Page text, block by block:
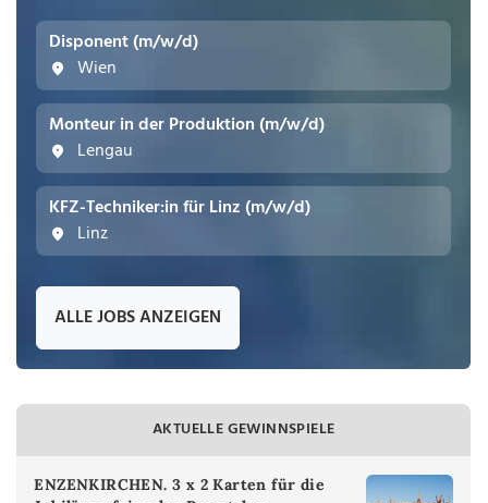
Disponent (m/w/d)
Wien
Monteur in der Produktion (m/w/d)
Lengau
KFZ-Techniker:in für Linz (m/w/d)
Linz
ALLE JOBS ANZEIGEN
AKTUELLE GEWINNSPIELE
ENZENKIRCHEN. 3 x 2 Karten für die